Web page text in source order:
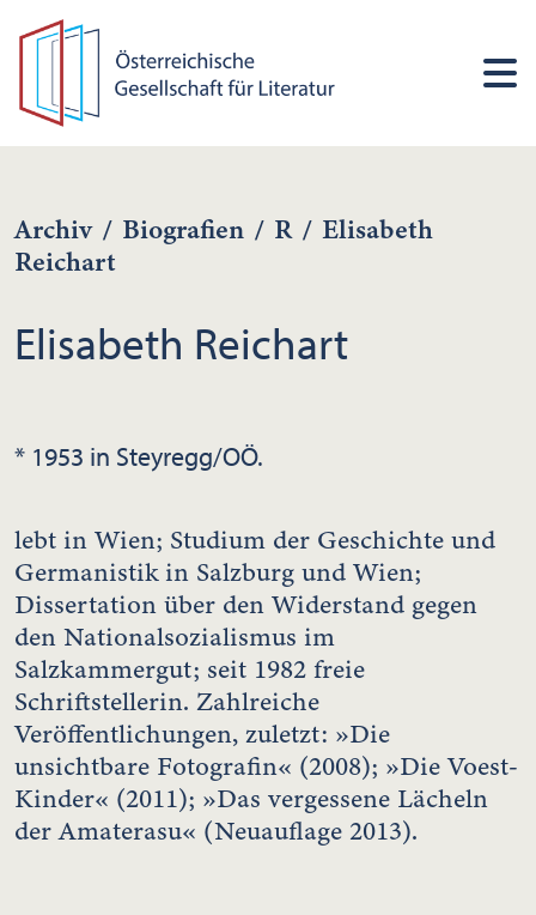
Archiv / Biografien / R / Elisabeth
Reichart
Elisabeth Reichart
* 1953 in Steyregg/OÖ.
lebt in Wien; Studium der Geschichte und
Germanistik in Salzburg und Wien;
Dissertation über den Widerstand gegen
den Nationalsozialismus im
Salzkammergut; seit 1982 freie
Schriftstellerin. Zahlreiche
Veröffentlichungen, zuletzt: »Die
unsichtbare Fotografin« (2008); »Die Voest-
Kinder« (2011); »Das vergessene Lächeln
der Amaterasu« (Neuauflage 2013).